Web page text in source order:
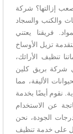
إزالتها؟ شركة
والكنب والسجاد
فريقنا يعتني
تزيل الأوساخ
تنظيف الأرائك،
شركة بريق كلين
الأليفة، مما
نقوم أيضًا بخدمة
عن الاستخدام
الجودة، نحن
على خدمة تنظيف